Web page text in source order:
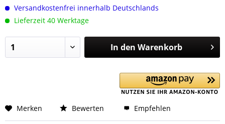
Versandkostenfrei innerhalb Deutschlands
Lieferzeit 40 Werktage
In den Warenkorb
Merken Bewerten Empfehlen